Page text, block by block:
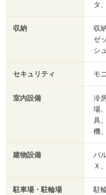
タ
収納
収
ゼ
シ
セキュリティ モ
室内設備
冷
場
具
機
建物設備
バ
Ｘ
駐車場・駐輪場 駐